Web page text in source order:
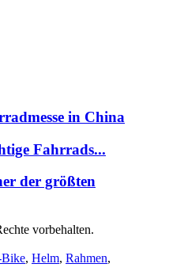
in China
Fahrrads...
der größten
vorbehalten.
, Helm, Rahmen,